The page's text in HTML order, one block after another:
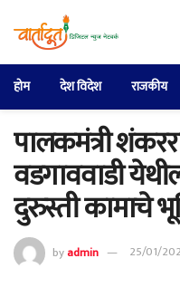
होम देश विदेश राजकीय
पालकमंत्री
वडगाववाडी
दुरुस्ती कामाचे
byadmin 25/01/